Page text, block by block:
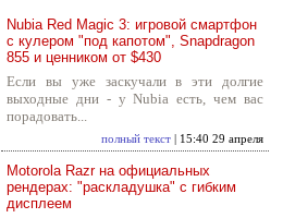
Nubia Red Magic 3: игровой смартфон
с кулером "под капотом", Snapdragon
855 и ценником от $430
Если вы уже заскучали в эти долгие
выходные дни - у Nubia есть, чем вас
порадовать...
полный текст | 15:40 29 апреля
Motorola Razr на официальных
рендерах: "раскладушка" с гибким
дисплеем